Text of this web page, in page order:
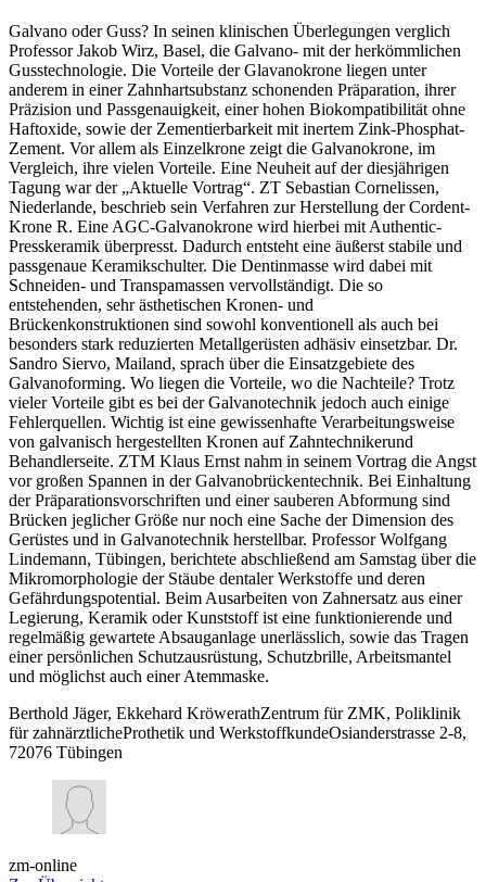
Galvano oder Guss? In seinen klinischen Überlegungen verglich
Professor Jakob Wirz, Basel, die Galvano- mit der herkömmlichen
Gusstechnologie. Die Vorteile der Glavanokrone liegen unter
anderem in einer Zahnhartsubstanz schonenden Präparation, ihrer
Präzision und Passgenauigkeit, einer hohen Biokompatibilität ohne
Haftoxide, sowie der Zementierbarkeit mit inertem Zink-Phosphat-
Zement. Vor allem als Einzelkrone zeigt die Galvanokrone, im
Vergleich, ihre vielen Vorteile. Eine Neuheit auf der diesjährigen
Tagung war der „Aktuelle Vortrag“. ZT Sebastian Cornelissen,
Niederlande, beschrieb sein Verfahren zur Herstellung der Cordent-
Krone R. Eine AGC-Galvanokrone wird hierbei mit Authentic-
Presskeramik überpresst. Dadurch entsteht eine äußerst stabile und
passgenaue Keramikschulter. Die Dentinmasse wird dabei mit
Schneiden- und Transpamassen vervollständigt. Die so
entstehenden, sehr ästhetischen Kronen- und
Brückenkonstruktionen sind sowohl konventionell als auch bei
besonders stark reduzierten Metallgerüsten adhäsiv einsetzbar. Dr.
Sandro Siervo, Mailand, sprach über die Einsatzgebiete des
Galvanoforming. Wo liegen die Vorteile, wo die Nachteile? Trotz
vieler Vorteile gibt es bei der Galvanotechnik jedoch auch einige
Fehlerquellen. Wichtig ist eine gewissenhafte Verarbeitungsweise
von galvanisch hergestellten Kronen auf Zahntechnikerund
Behandlerseite. ZTM Klaus Ernst nahm in seinem Vortrag die Angst
vor großen Spannen in der Galvanobrückentechnik. Bei Einhaltung
der Präparationsvorschriften und einer sauberen Abformung sind
Brücken jeglicher Größe nur noch eine Sache der Dimension des
Gerüstes und in Galvanotechnik herstellbar. Professor Wolfgang
Lindemann, Tübingen, berichtete abschließend am Samstag über die
Mikromorphologie der Stäube dentaler Werkstoffe und deren
Gefährdungspotential. Beim Ausarbeiten von Zahnersatz aus einer
Legierung, Keramik oder Kunststoff ist eine funktionierende und
regelmäßig gewartete Absauganlage unerlässlich, sowie das Tragen
einer persönlichen Schutzausrüstung, Schutzbrille, Arbeitsmantel
und möglichst auch einer Atemmaske.
Berthold Jäger, Ekkehard KröwerathZentrum für ZMK, Poliklinik
für zahnärztlicheProthetik und WerkstoffkundeOsianderstrasse 2-8,
72076 Tübingen
zm-online